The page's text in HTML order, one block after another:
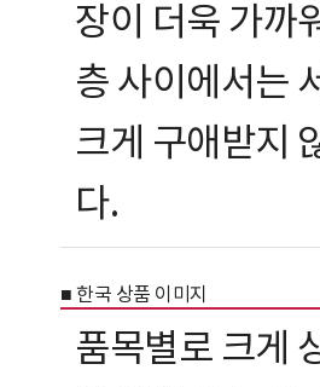
장이 더욱 가까
층 사이에서는
크게 구애받지
다.
■ 한국 상품 이미지
품목별로 크게